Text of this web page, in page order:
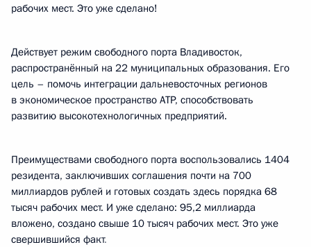
рабочих мест. Это уже сделано!
Действует режим свободного порта Владивосток,
распространённый на 22 муниципальных образования. Его
цель – помочь интеграции дальневосточных регионов
в экономическое пространство АТР, способствовать
развитию высокотехнологичных предприятий.
Преимуществами свободного порта воспользовались 1404
резидента, заключивших соглашения почти на 700
миллиардов рублей и готовых создать здесь порядка 68
тысяч рабочих мест. И уже сделано: 95,2 миллиарда
вложено, создано свыше 10 тысяч рабочих мест. Это уже
свершившийся факт.